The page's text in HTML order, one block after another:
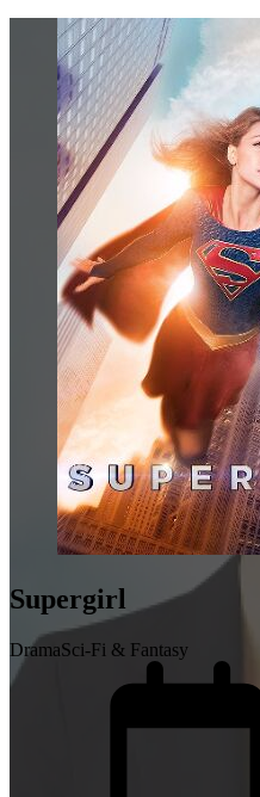
Supergirl
DramaSci-Fi & Fantasy